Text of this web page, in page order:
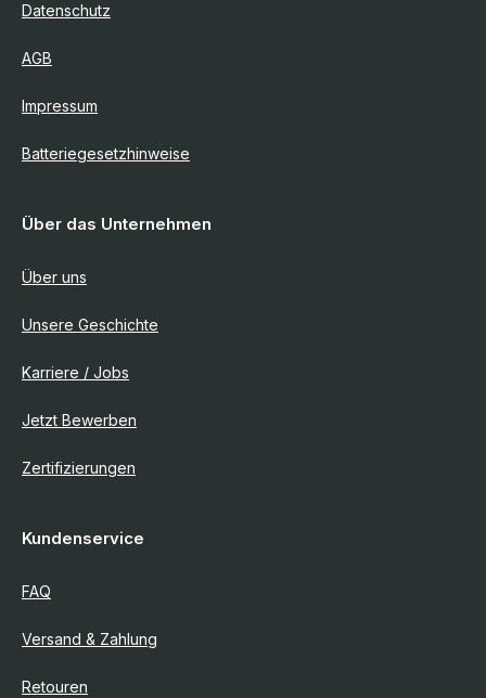
Datenschutz
AGB
Impressum
Batteriegesetzhinweise
Über das Unternehmen
Über uns
Unsere Geschichte
Karriere / Jobs
Jetzt Bewerben
Zertifizierungen
Kundenservice
FAQ
Versand & Zahlung
Retouren